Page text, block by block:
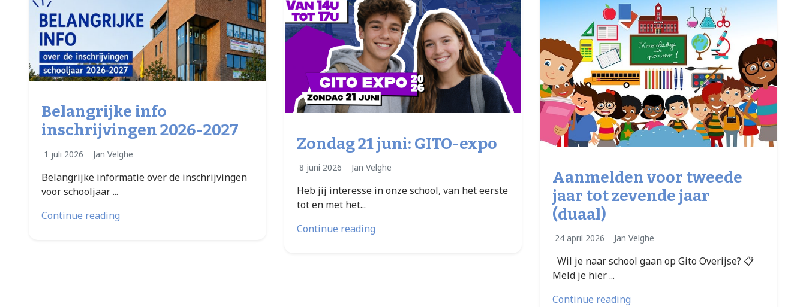
Belangrijke info
inschrijvingen 2026-2027
1 juli 2026 Jan Velghe
Belangrijke informatie over de inschrijvingen
voor schooljaar ...
Continue reading
Zondag 21 juni: GITO-expo
8 juni 2026 Jan Velghe
Heb jij interesse in onze school, van het eerste
tot en met het...
Continue reading
Aanmelden voor tweede
jaar tot zevende jaar
(duaal)
24 april 2026 Jan Velghe
Wil je naar school gaan op Gito Overijse? 📋
Meld je hier ...
Continue reading